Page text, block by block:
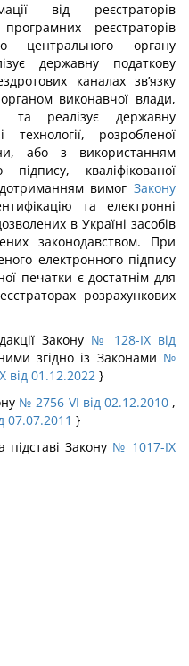
від реєстраторів
реєстраторів
центрального органу
державну податкову
каналах зв’язку
виконавчої влади,
та реалізує державну
розробленої
або з використанням
підпису, кваліфікованої
вимог Закону
та електронні
в Україні засобів
законодавством. При
електронного підпису
печатки є достатнім для
розрахункових
Закону № 128-IX від
згідно із Законами №
від 01.12.2022 }
№ 2756-VI від 02.12.2010,
07.07.2011 }
Закону № 1017-IX